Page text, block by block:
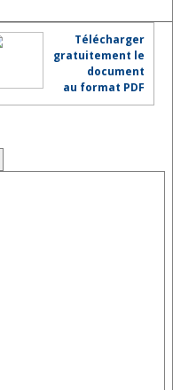
Télécharger
gratuitement le
document
au format PDF